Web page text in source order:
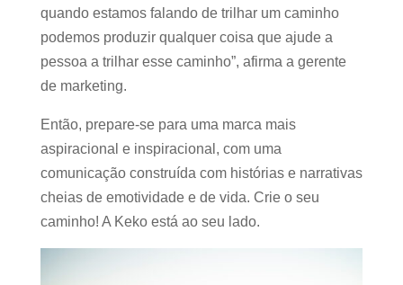
quando estamos falando de trilhar um caminho
podemos produzir qualquer coisa que ajude a
pessoa a trilhar esse caminho”, afirma a gerente
de marketing.
Então, prepare-se para uma marca mais
aspiracional e inspiracional, com uma
comunicação construída com histórias e narrativas
cheias de emotividade e de vida. Crie o seu
caminho! A Keko está ao seu lado.